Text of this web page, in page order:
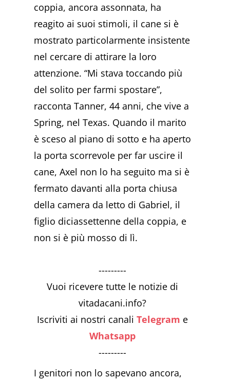
coppia, ancora assonnata, ha
reagito ai suoi stimoli, il cane si è
mostrato particolarmente insistente
nel cercare di attirare la loro
attenzione. “Mi stava toccando più
del solito per farmi spostare”,
racconta Tanner, 44 anni, che vive a
Spring, nel Texas. Quando il marito
è sceso al piano di sotto e ha aperto
la porta scorrevole per far uscire il
cane, Axel non lo ha seguito ma si è
fermato davanti alla porta chiusa
della camera da letto di Gabriel, il
figlio diciassettenne della coppia, e
non si è più mosso di lì.
---------
Vuoi ricevere tutte le notizie di
vitadacani.info?
Iscriviti ai nostri canaliTelegram e
Whatsapp
---------
I genitori non lo sapevano ancora,